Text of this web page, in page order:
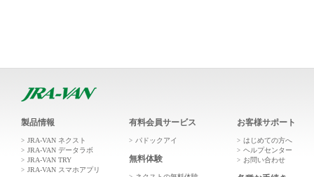
製品情報
JRA-VAN ネクスト
JRA-VAN データラボ
JRA-VAN TRY
JRA-VAN スマホアプリ
有料会員サービス
パドックアイ
無料体験
お客様サポート
はじめての方へ
ヘルプセンター
お問い合わせ